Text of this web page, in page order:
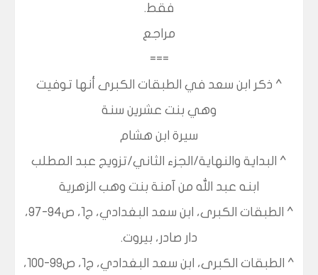
فقط.
مراجع
===
^ ذكر ابن سعد في الطبقات الكبرى أنها توفيت
وهي بنت عشرين سنة
سيرة ابن هشام
^ البداية والنهاية/الجزء الثاني/تزويج عبد المطلب
ابنه عبد الله من آمنة بنت وهب الزهرية
^ الطبقات الكبرى، ابن سعد البغدادي، ج1، ص94-97،
دار صادر، بيروت.
^ الطبقات الكبرى، ابن سعد البغدادي، ج1، ص99-100،